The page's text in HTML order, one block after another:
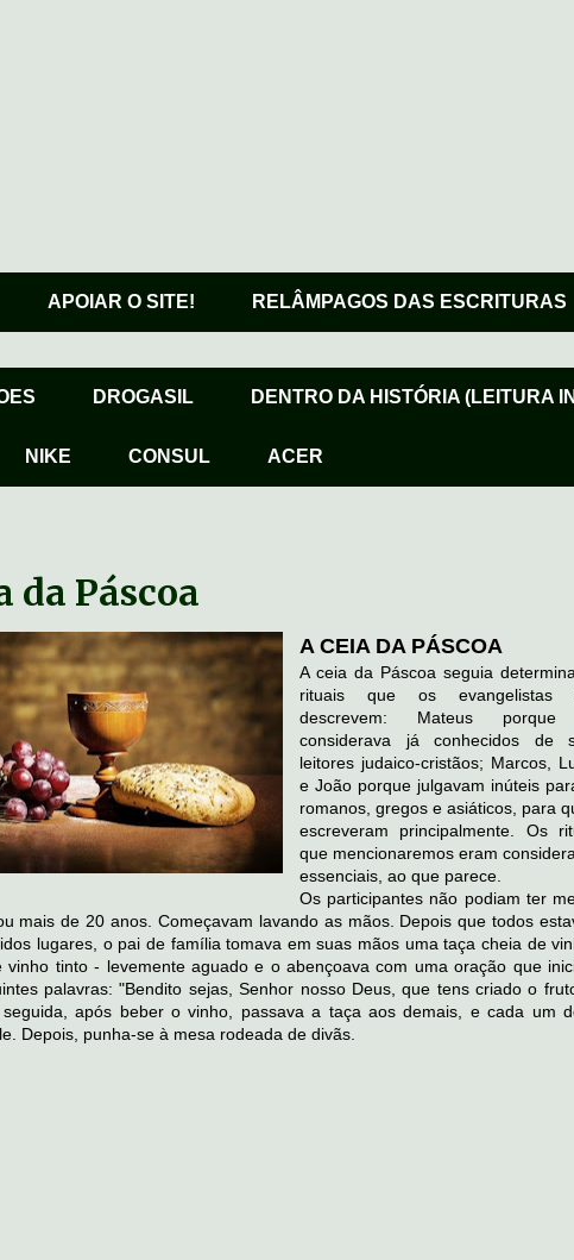
APOIAR O SITE! RELÂMPAGOS DAS ESCRITURAS
DROGASIL DENTRO DA HISTÓRIA (LEITURA
NIKE CONSUL ACER
da Páscoa
A CEIA DA PÁSCOA
A ceia da Páscoa seguia
rituais que os evangelistas
descrevem: Mateus
considerava já conhecidos de
leitores judaico-cristãos; Marcos,
e João porque julgavam inúteis
romanos, gregos e asiáticos, para
escreveram principalmente. Os
que mencionaremos eram
essenciais, ao que parece.
Os participantes não podiam ter
mais de 20 anos. Começavam lavando as mãos. Depois que todos
lugares, o pai de família tomava em suas mãos uma taça cheia de
vinho tinto - levemente aguado e o abençoava com uma oração que
palavras: "Bendito sejas, Senhor nosso Deus, que tens criado o
após beber o vinho, passava a taça aos demais, e cada um
Depois, punha-se à mesa rodeada de divãs.